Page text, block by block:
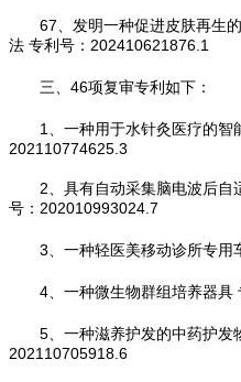
67、发明一种促进皮肤再生
法 专利号：202410621876.1
三、46项复审专利如下：
1、一种用于水针灸医疗的智
202110774625.3
2、具有自动采集脑电波后自
号：202010993024.7
3、一种轻医美移动诊所专
4、一种微生物群组培养器
5、一种滋养护发的中药护发
202110705918.6